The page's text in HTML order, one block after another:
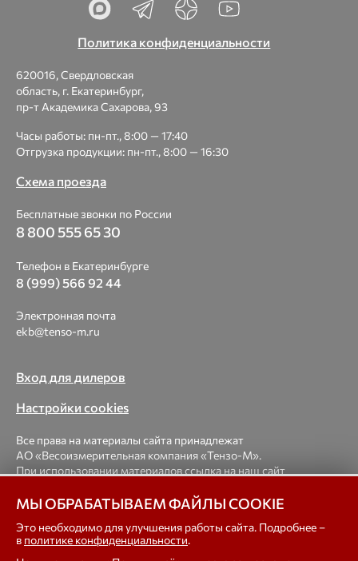
Политика конфиденциальности
620016, Свердловская
область, г. Екатеринбург,
пр-т Академика Сахарова, 93
Часы работы: пн-пт., 8:00 — 17:40
Отгрузка продукции: пн-пт., 8:00 — 16:30
Схема проезда
Бесплатные звонки по России
8 800 555 65 30
Телефон в Екатеринбурге
8 (999) 566 92 44
Электронная почта
ekb@tenso-m.ru
Вход для дилеров
Настройки cookies
Все права на материалы сайта принадлежат
АО «Весоизмерительная компания «Тензо-М».
При использовании материалов ссылка на наш сайт
© 1998-2026 Весоизмерительная компания «Тензо-М» —
платформенные, крановые, вагонные, бункерные,
автомобильные весы, весовые дозаторы для фасовки,
МЫ ОБРАБАТЫВАЕМ ФАЙЛЫ COOKIE
Это необходимо для улучшения работы сайта. Подробнее –
в политике конфиденциальности.